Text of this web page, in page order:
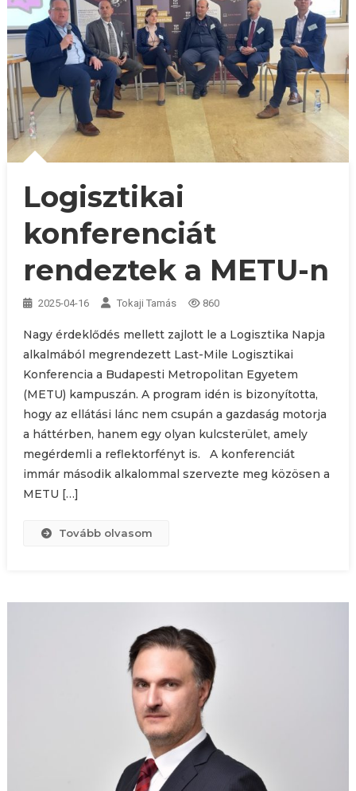
Logisztikai
konferenciát
rendeztek a METU-n
2025-04-16 Tokaji Tamás 860
Nagy érdeklődés mellett zajlott le a Logisztika Napja
alkalmából megrendezett Last-Mile Logisztikai
Konferencia a Budapesti Metropolitan Egyetem
(METU) kampuszán. A program idén is bizonyította,
hogy az ellátási lánc nem csupán a gazdaság motorja
a háttérben, hanem egy olyan kulcsterület, amely
megérdemli a reflektorfényt is. A konferenciát
immár második alkalommal szervezte meg közösen a
METU […]
Tovább olvasom